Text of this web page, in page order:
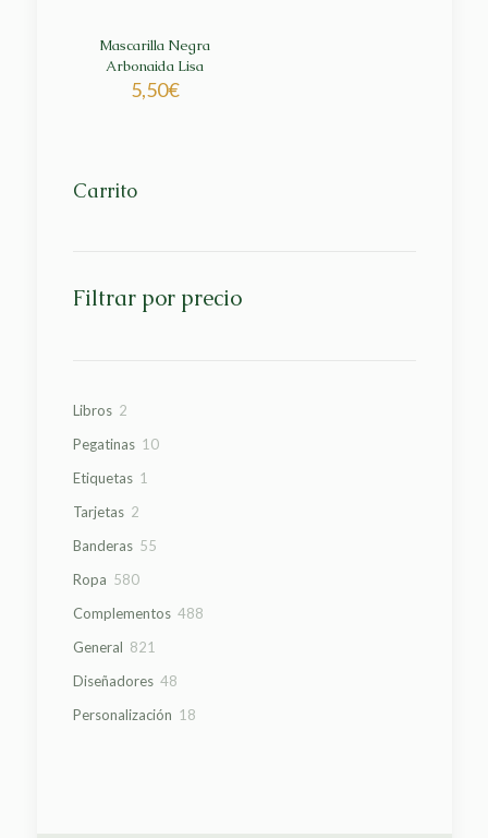
Mascarilla Negra
Arbonaida Lisa
5,50€
Carrito
Filtrar por precio
Libros 22
Pegatinas 1010
Etiquetas 1
Tarjetas 22
Banderas 5555
Ropa 580580
Complementos 488488
General 821
Diseñadores 4848
Personalización 1818